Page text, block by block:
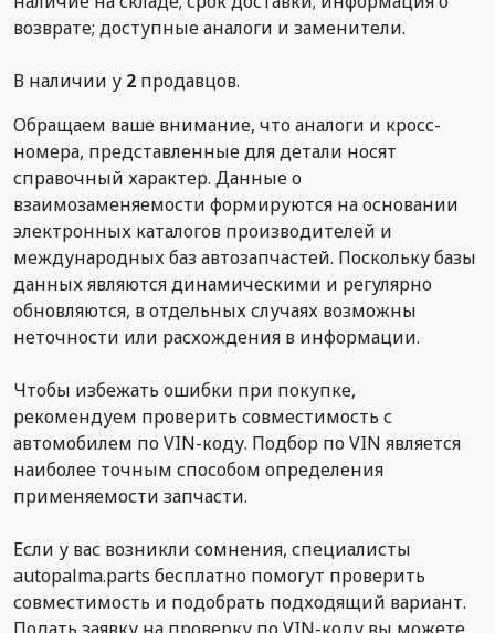
возврате; доступные аналоги и заменители.
В наличии у 2 продавцов.
Обращаем ваше внимание, что аналоги и кросс-
номера, представленные для детали носят
справочный характер. Данные о
взаимозаменяемости формируются на основании
электронных каталогов производителей и
международных баз автозапчастей. Поскольку базы
данных являются динамическими и регулярно
обновляются, в отдельных случаях возможны
неточности или расхождения в информации.
Чтобы избежать ошибки при покупке,
рекомендуем проверить совместимость с
автомобилем по VIN-коду. Подбор по VIN является
наиболее точным способом определения
применяемости запчасти.
Если у вас возникли сомнения, специалисты
autopalma.parts бесплатно помогут проверить
совместимость и подобрать подходящий вариант.